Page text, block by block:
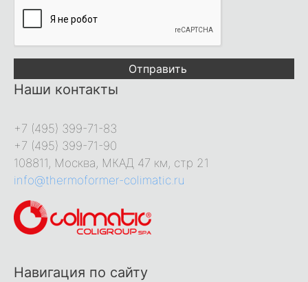
Наши контакты
+7 (495) 399-71-83
+7 (495) 399-71-90
108811, Москва, МКАД 47 км, стр 21
info@thermoformer-colimatic.ru
Навигация по сайту
Отправить